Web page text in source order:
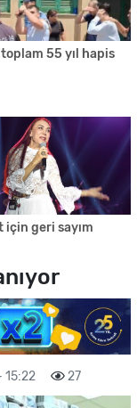
55 yıl hapis
için geri sayım
15:22 27